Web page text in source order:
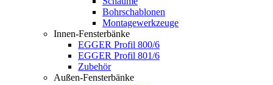
Bohrschablonen
Montagewerkzeuge
Innen-Fensterbänke
EGGER Profil 800/6
EGGER Profil 801/6
Zubehör
Außen-Fensterbänke